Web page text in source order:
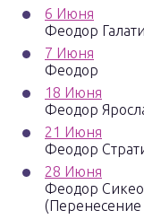
6 Июня
Феодор
7 Июня
Феодор
18 Июня
Феодор
21 Июня
Феодор
28 Июня
Феодор